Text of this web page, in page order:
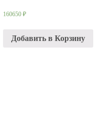
160650 ₽
Добавить в Корзину